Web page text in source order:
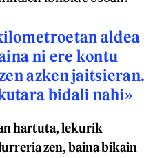
aldea
ni ere kontu
azken jaitsieran.
bidali nahi»
hartuta, lekurik
zen, baina bikain